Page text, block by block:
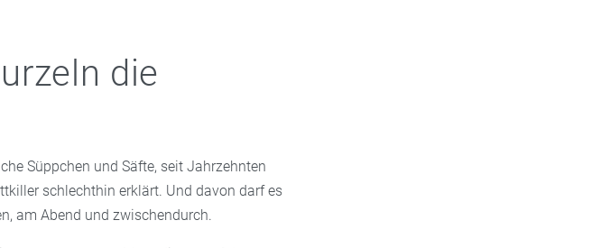
die
Süppchen und Säfte, seit Jahrzehnten
schlechthin erklärt. Und davon darf es
am Abend und zwischendurch.